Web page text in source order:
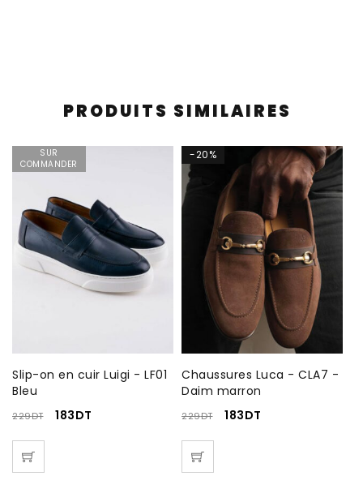
PRODUITS SIMILAIRES
SUR
COMMANDER
Slip-on en cuir Luigi - LF01
Bleu
229DT 183DT
-20%
Chaussures Luca - CLA7 -
Daim marron
229DT 183DT